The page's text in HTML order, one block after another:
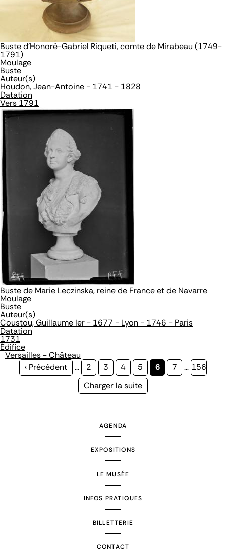
Buste d'Honoré-Gabriel Riqueti, comte de Mirabeau (1749-
1791)
Moulage
Buste
Auteur(s)
Houdon, Jean-Antoine - 1741 - 1828
Datation
Vers 1791
Buste de Marie Leczinska, reine de France et de Navarre
Moulage
Buste
Auteur(s)
Coustou, Guillaume Ier - 1677 - Lyon - 1746 - Paris
Datation
1731
Édifice
Versailles - Château
Page
‹ Précédent … Page
2 Page
3 Page
4 Page
5
Page
6 Page
7 … Page
156
Page
Charger la suite
AGENDA
EXPOSITIONS
LE MUSÉE
INFOS PRATIQUES
BILLETTERIE
CONTACT